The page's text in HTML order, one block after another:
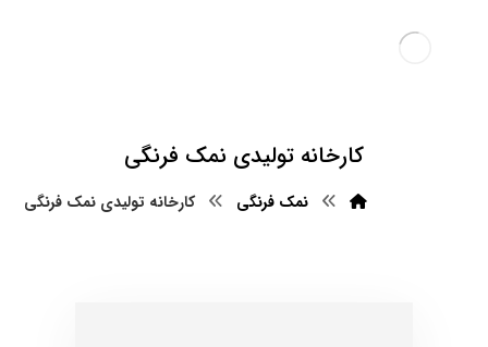
کارخانه تولیدی نمک فرنگی
نمک فرنگی کارخانه تولیدی نمک فرنگی